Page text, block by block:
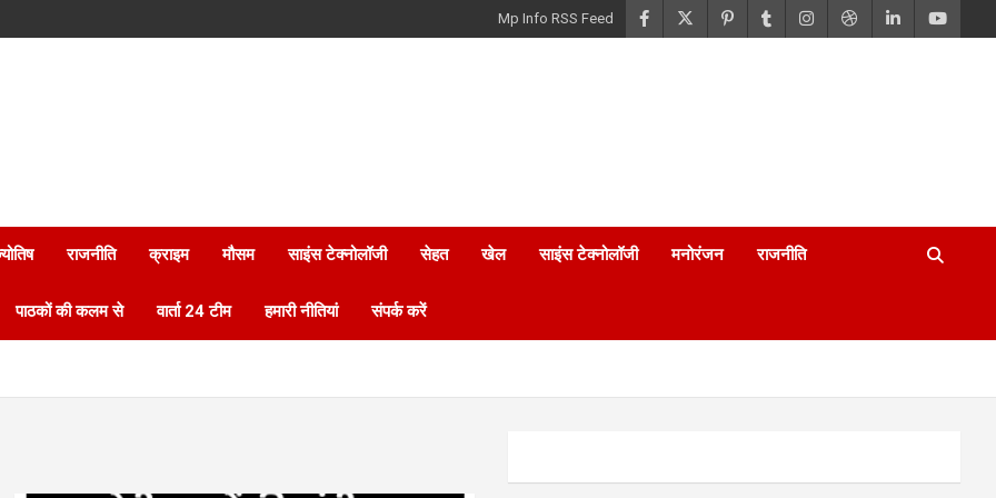
Mp Info RSS Feed
राजनीति क्राइम मौसम साइंस टेक्नोलॉजी सेहत खेल साइंस टेक्नोलॉजी मनोरंजन राजनीति
पाठकों की कलम से वार्ता 24 टीम हमारी नीतियां संपर्क करें